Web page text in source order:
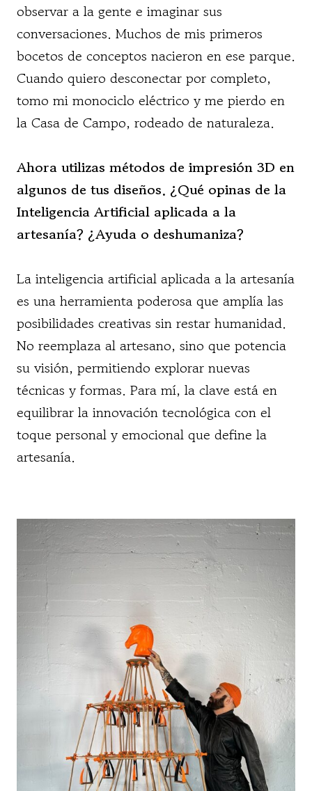
observar a la gente e imaginar sus
conversaciones. Muchos de mis primeros
bocetos de conceptos nacieron en ese parque.
Cuando quiero desconectar por completo,
tomo mi monociclo eléctrico y me pierdo en
la Casa de Campo, rodeado de naturaleza.
Ahora utilizas métodos de impresión 3D en
algunos de tus diseños. ¿Qué opinas de la
Inteligencia Artificial aplicada a la
artesanía? ¿Ayuda o deshumaniza?
La inteligencia artificial aplicada a la artesanía
es una herramienta poderosa que amplía las
posibilidades creativas sin restar humanidad.
No reemplaza al artesano, sino que potencia
su visión, permitiendo explorar nuevas
técnicas y formas. Para mí, la clave está en
equilibrar la innovación tecnológica con el
toque personal y emocional que define la
artesanía.